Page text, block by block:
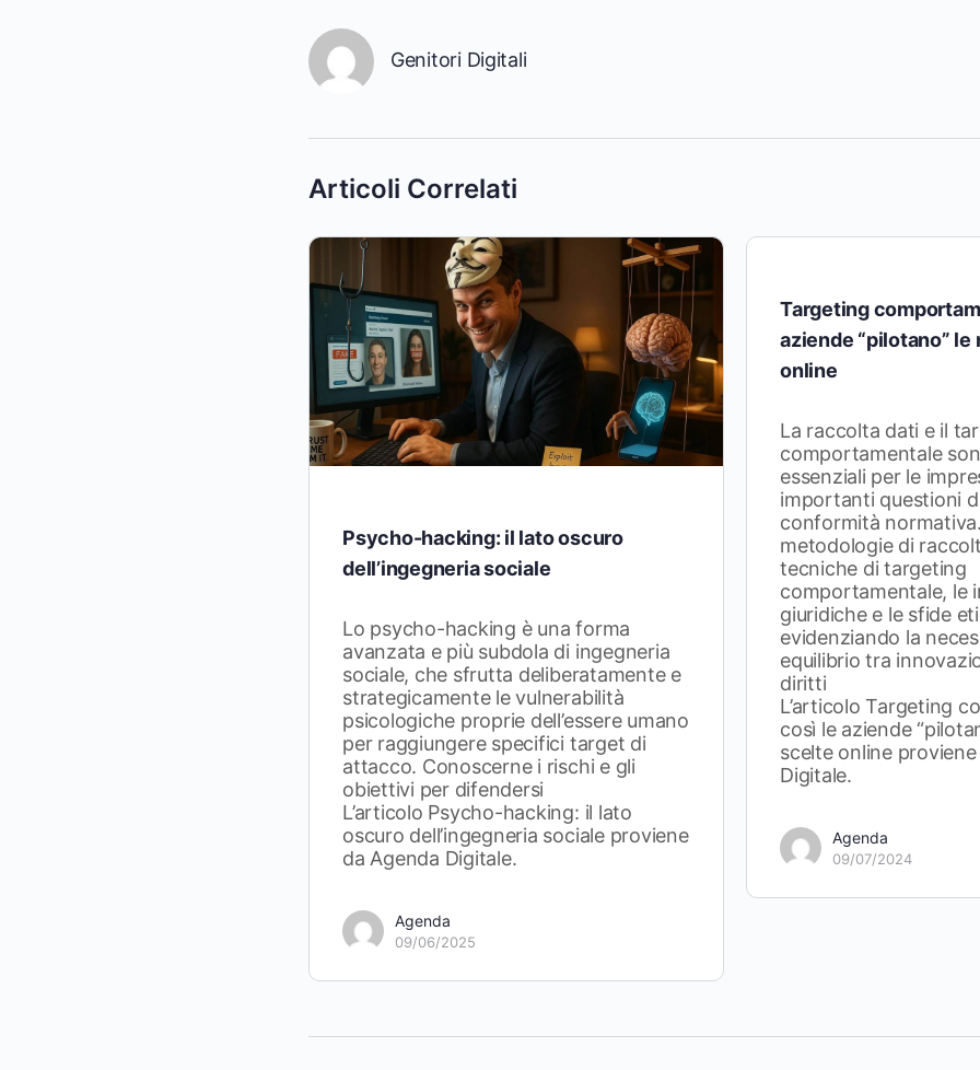
Genitori Digitali
Articoli Correlati
Psycho-hacking: il lato oscuro
dell’ingegneria sociale
Lo psycho-hacking è una forma
avanzata e più subdola di ingegneria
sociale, che sfrutta deliberatamente e
strategicamente le vulnerabilità
psicologiche proprie dell’essere umano
per raggiungere specifici target di
attacco. Conoscerne i rischi e gli
obiettivi per difendersi
L’articolo Psycho-hacking: il lato
oscuro dell’ingegneria sociale proviene
da Agenda Digitale.
Agenda
09/06/2025
Targeting
aziende “pilotano”
online
La raccolta dati e il
comportamentale
essenziali per le
importanti questioni
conformità
metodologie di
tecniche di targeting
comportamentale, le
giuridiche e le sfide
evidenziando la
equilibrio tra
diritti
L’articolo Targeting
così le aziende
scelte online
Digitale.
Agenda
09/07/2024